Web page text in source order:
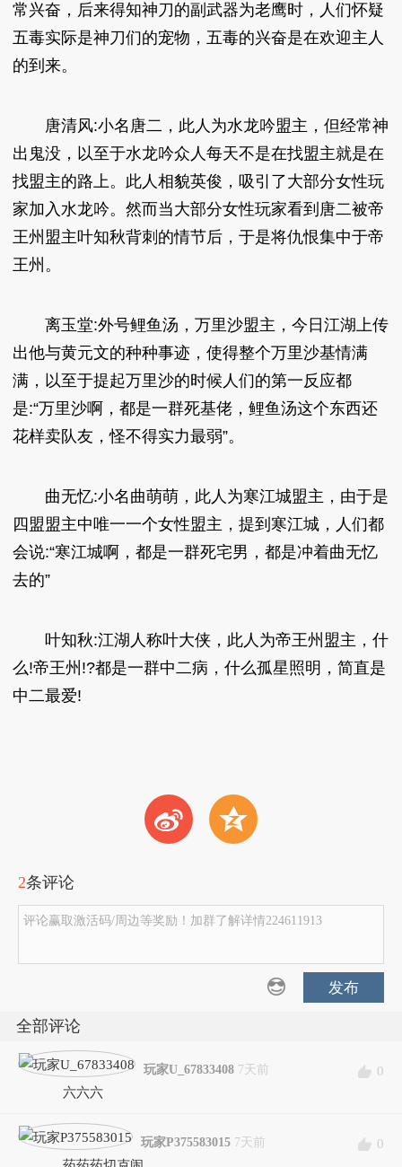
常兴奋，后来得知神刀的副武器为老鹰时，人们怀疑
五毒实际是神刀们的宠物，五毒的兴奋是在欢迎主人
的到来。
唐清风:小名唐二，此人为水龙吟盟主，但经常神
出鬼没，以至于水龙吟众人每天不是在找盟主就是在
找盟主的路上。此人相貌英俊，吸引了大部分女性玩
家加入水龙吟。然而当大部分女性玩家看到唐二被帝
王州盟主叶知秋背刺的情节后，于是将仇恨集中于帝
王州。
离玉堂:外号鲤鱼汤，万里沙盟主，今日江湖上传
出他与黄元文的种种事迹，使得整个万里沙基情满
满，以至于提起万里沙的时候人们的第一反应都
是:“万里沙啊，都是一群死基佬，鲤鱼汤这个东西还
花样卖队友，怪不得实力最弱”。
曲无忆:小名曲萌萌，此人为寒江城盟主，由于是
四盟盟主中唯一一个女性盟主，提到寒江城，人们都
会说:“寒江城啊，都是一群死宅男，都是冲着曲无忆
去的”
叶知秋:江湖人称叶大侠，此人为帝王州盟主，什
么!帝王州!?都是一群中二病，什么孤星照明，简直是
中二最爱!
t z
2条评论
评论赢取激活码/周边等奖励！加群了解详情224611913
发布
全部评论
玩家U_67833408 7天前
0
六六六
玩家P375583015 7天前
0